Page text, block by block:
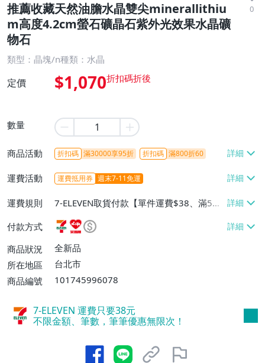
推薦收藏天然油膽水晶雙尖minerallithiu
m高度4.2cm螢石礦晶石紫外光效果水晶礦
物石
0
類型：晶塊/n種類：水晶
定價 $1,070
數量
商品活動 折扣碼 滿30000享95折 折扣碼 滿800折60
運費活動 運費抵用券 週末7-11免運
運費規則
7-ELEVEN取貨付款【單件運費$38、滿5件
或消費滿$1298免運費】、7-ELEVEN取貨
不付款【免運費】、萊爾富取貨付款【單件
運費$60、滿5件或消費滿$1298免運
費】、宅配/貨運【單件運費$120、滿5件
付款方式
商品狀況
全新品
所在地區
台北市
商品編號
101745996078
7-ELEVEN 運費只要38元
不限金額、筆數，筆筆優惠無限次！